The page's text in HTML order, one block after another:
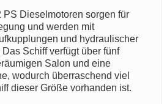
Dieselmotoren sorgen für
und werden mit
und hydraulischer
Schiff verfügt über fünf
Salon und eine
wodurch überraschend viel
dieser Größe vorhanden ist.